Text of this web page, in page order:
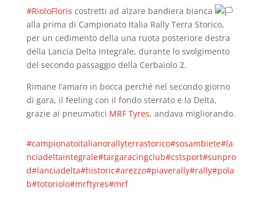
#RioloFloris costretti ad alzare bandiera bianca
alla prima di Campionato Italia Rally Terra Storico,
per un cedimento della una ruota posteriore destra
della Lancia Delta Integrale, durante lo svolgimento
del secondo passaggio della Cerbaiolo 2.
Rimane l’amaro in bocca perché nel secondo giorno
di gara, il feeling con il fondo sterrato e la Delta,
grazie ai pneumatici MRF Tyres, andava migliorando.
#campionatoitalianorallyterrastorico#sosambiete#la
nciadeltaintegrale#targaracingclub#cstsport#sunpro
d#lanciadelta#historic#arezzo#piaverally#rally#pola
b#totoriolo#mrftyres#mrf